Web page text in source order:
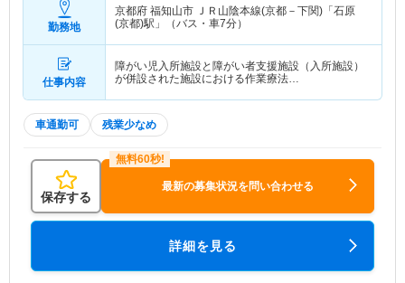
勤務地
京都府 福知山市 ＪＲ山陰本線(京都－下関)「石原
(京都)駅」（バス・車7分）
仕事内容
障がい児入所施設と障がい者支援施設（入所施設）
が併設された施設における作業療法…
車通勤可 残業少なめ
保存する
最新の募集状況を問い合わせる
詳細を見る